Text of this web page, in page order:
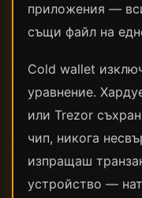
приложения —
същи файл на
Cold wallet
уравнение.
или Trezor
чип, никога
изпращаш
устройство —